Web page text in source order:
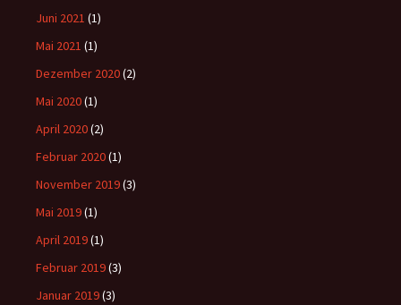
Juni 2021 (1)
Mai 2021 (1)
Dezember 2020(2)
Mai 2020(1)
April 2020(2)
Februar 2020(1)
November 2019(3)
Mai 2019(1)
April 2019(1)
Februar 2019(3)
Januar 2019(3)